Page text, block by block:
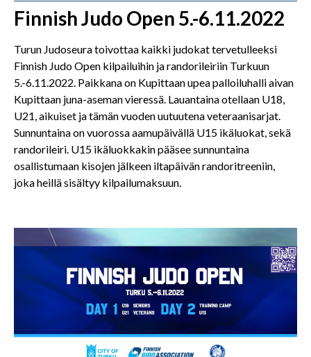
Finnish Judo Open 5.-6.11.2022
Turun Judoseura toivottaa kaikki judokat tervetulleeksi
Finnish Judo Open kilpailuihin ja randorileiriin Turkuun
5.-6.11.2022. Paikkana on Kupittaan upea palloiluhalli aivan
Kupittaan juna-aseman vieressä. Lauantaina otellaan U18,
U21, aikuiset ja tämän vuoden uutuutena veteraanisarjat.
Sunnuntaina on vuorossa aamupäivällä U15 ikäluokat, sekä
randorileiri. U15 ikäluokkakin pääsee sunnuntaina
osallistumaan kisojen jälkeen iltapäivän randoritreeniin,
joka heillä sisältyy kilpailumaksuun.